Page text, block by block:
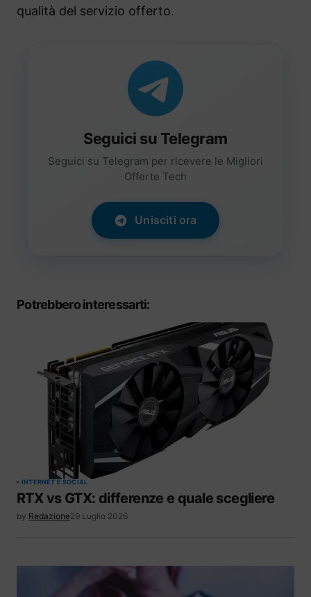
qualità del servizio offerto.
Seguici su Telegram
Seguici su Telegram per ricevere le Migliori
Offerte Tech
Unisciti ora
Potrebbero interessarti:
INTERNET E SOCIAL
RTX vs GTX: differenze e quale scegliere
by Redazione29 Luglio 2026